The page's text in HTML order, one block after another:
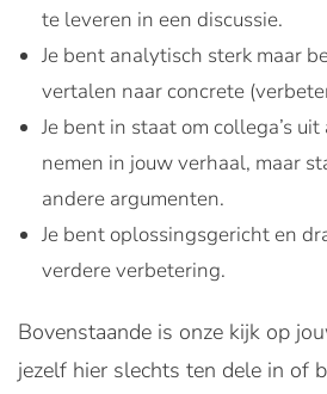
te leveren in een discussie.
Je bent analytisch sterk maar
vertalen naar concrete
Je bent in staat om collega’s
nemen in jouw verhaal, maar
andere argumenten.
Je bent oplossingsgericht en
verdere verbetering.
Bovenstaande is onze kijk op
jezelf hier slechts ten dele in of